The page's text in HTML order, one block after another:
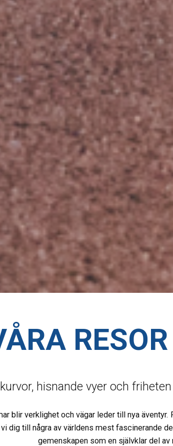
hisnande vyer och
blir verklighet och vägar leder till nya
dig till några av världens mest fascinerande
gemenskapen som en självklar del av